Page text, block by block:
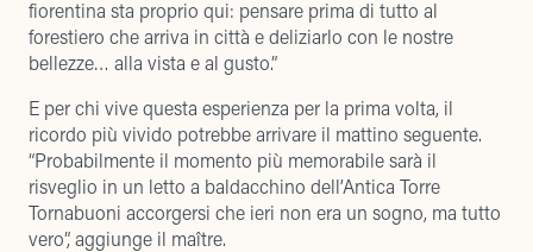
fiorentina sta proprio qui: pensare prima di tutto al
forestiero che arriva in città e deliziarlo con le nostre
bellezze… alla vista e al gusto.”
E per chi vive questa esperienza per la prima volta, il
ricordo più vivido potrebbe arrivare il mattino seguente.
“Probabilmente il momento più memorabile sarà il
risveglio in un letto a baldacchino dell’Antica Torre
Tornabuoni accorgersi che ieri non era un sogno, ma tutto
vero”, aggiunge il maître.